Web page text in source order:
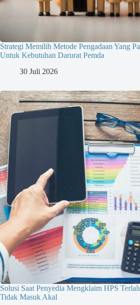
Strategi Memilih Metode Pengadaan Yang
Untuk Kebutuhan Darurat Pemda
30 Juli 2026
Solusi Saat Penyedia Mengklaim HPS
Tidak Masuk Akal